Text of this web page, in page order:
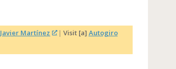
Javier Martínez | Visit [a] Autogiro